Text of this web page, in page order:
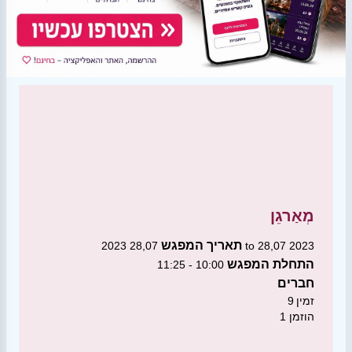
מְאַרגֵן
תאריך המפגש 28,07 2023 to 28,07 2023
התחלת המפגש 10:00 - 11:25
חברים
9 זמין
1 הוזמן